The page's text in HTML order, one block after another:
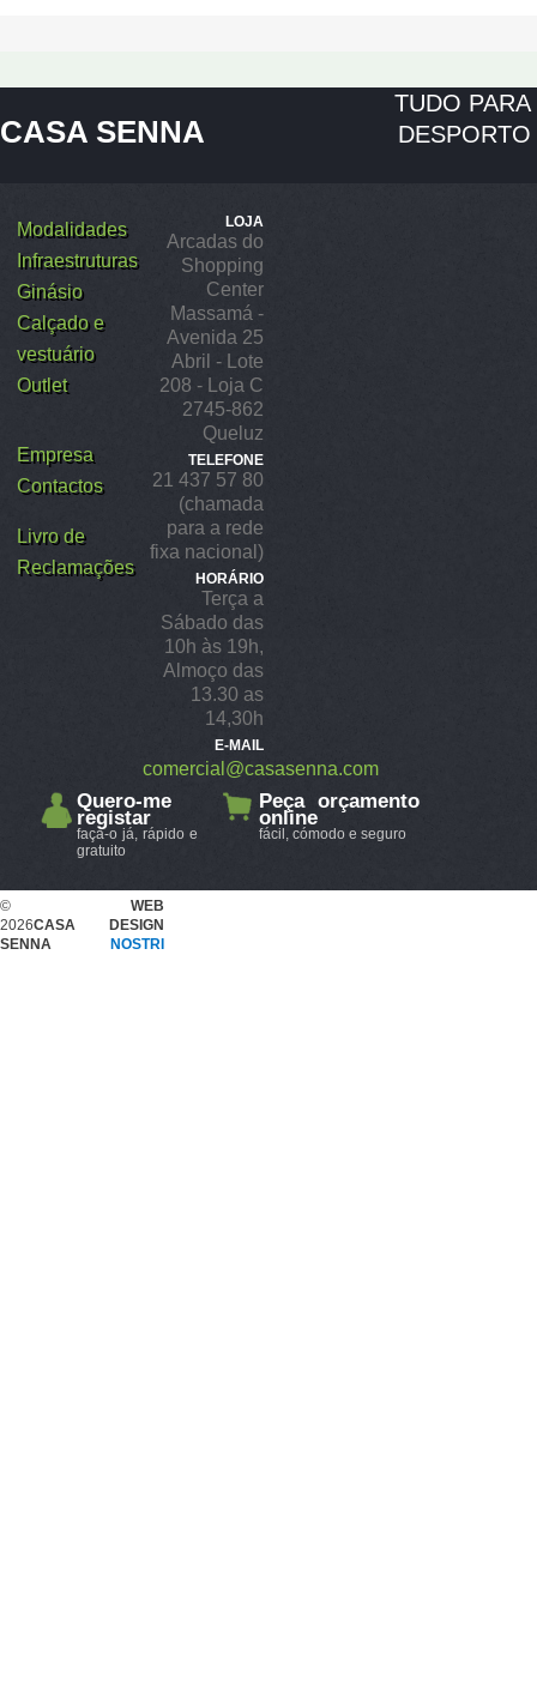
CASA SENNA
TUDO PARA
DESPORTO
Modalidades
Infraestruturas
Ginásio
Calçado e
vestuário
Outlet
Empresa
Contactos
Livro de
Reclamações
LOJA
Arcadas do
Shopping
Center
Massamá -
Avenida 25
Abril - Lote
208 - Loja C
2745-862
Queluz
TELEFONE
21 437 57 80
(chamada
para a rede
fixa nacional)
HORÁRIO
Terça a
Sábado das
10h às 19h,
Almoço das
13.30 as
14,30h
E-MAIL
comercial@casasenna.com
Quero-me
registar
faça-o já, rápido e
gratuito
Peça orçamento
online
fácil, cómodo e seguro
©
2026CASA
SENNA
WEB
DESIGN
NOSTRI